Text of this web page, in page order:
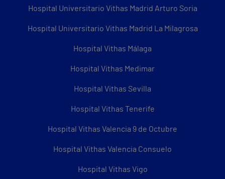
Hospital Universitario Vithas Madrid Arturo Soria
Hospital Universitario Vithas Madrid La Milagrosa
Hospital Vithas Málaga
Hospital Vithas Medimar
Hospital Vithas Sevilla
Hospital Vithas Tenerife
Hospital Vithas Valencia 9 de Octubre
Hospital Vithas Valencia Consuelo
Hospital Vithas Vigo